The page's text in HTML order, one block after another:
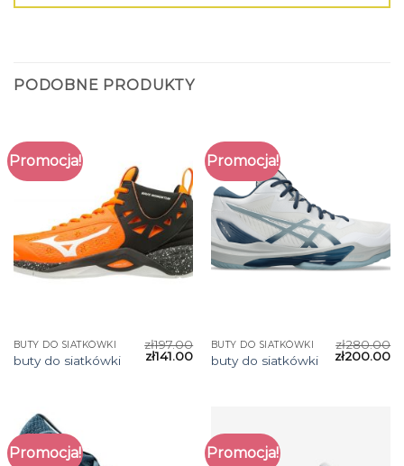
PODOBNE PRODUKTY
Promocja!
BUTY DO SIATKÓWKI
buty do siatkówki
zł197.00
zł141.00
Promocja!
BUTY DO SIATKÓWKI
buty do siatkówki
zł280.00
zł200.00
Promocja! Promocja!